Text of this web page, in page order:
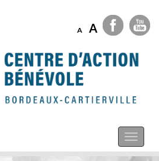
A A